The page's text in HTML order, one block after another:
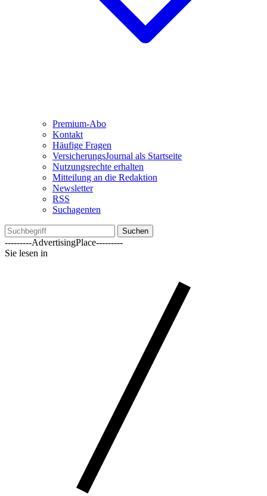
Premium-Abo
Kontakt
Häufige Fragen
VersicherungsJournal als Startseite
Nutzungsrechte erhalten
Mitteilung an die Redaktion
Newsletter
RSS
Suchagenten
Suchen
---------AdvertisingPlace---------
Sie lesen in